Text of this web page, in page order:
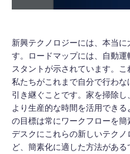
新興テクノロジーには、本当
す。ロードマップには、自動
スタントが示されています。こ
私たちがこれまで自分で行わ
引き継ぐことです。家を掃除し
より生産的な時間を活用でき
の目標は常にワークフローを
デスクにこれらの新しいテク
ど、簡素化に適した方法がある